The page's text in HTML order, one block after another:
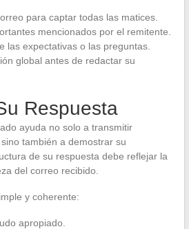
para captar todas las matices.
mencionados por el remitente.
las expectativas o las preguntas.
global antes de redactar su
Respuesta
ayuda no solo a transmitir
también a demostrar su
de su respuesta debe reflejar la
del correo recibido.
y coherente:
apropiado.